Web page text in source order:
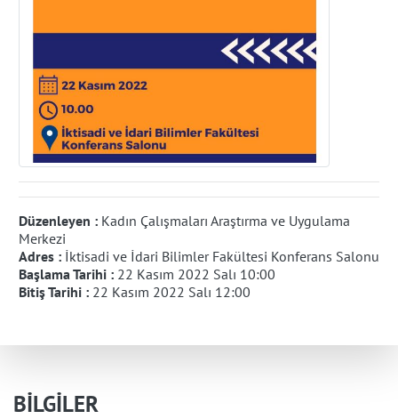
Düzenleyen : Kadın Çalışmaları Araştırma ve Uygulama
Merkezi
Adres : İktisadi ve İdari Bilimler Fakültesi Konferans Salonu
Başlama Tarihi : 22 Kasım 2022 Salı 10:00
Bitiş Tarihi : 22 Kasım 2022 Salı 12:00
BİLGİLER